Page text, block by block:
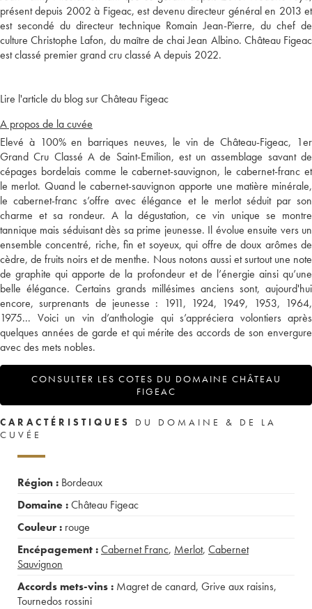
présent depuis 2002 à Figeac, est devenu directeur général en 2013 et
est secondé du directeur technique Romain Jean-Pierre, du chef de
culture Christophe Lafon, du maître de chai Jean Albino. Château Figeac
est classé premier grand cru classé A depuis 2022.
Lire l'article du blog sur Château Figeac
A propos de la cuvée
Elevé à 100% en barriques neuves, le vin de Château-Figeac, 1er
Grand Cru Classé A de Saint-Emilion, est un assemblage savant de
cépages bordelais comme le cabernet-sauvignon, le cabernet-franc et
le merlot. Quand le cabernet-sauvignon apporte une matière minérale,
le cabernet-franc s’offre avec élégance et le merlot séduit par son
charme et sa rondeur. A la dégustation, ce vin unique se montre
tannique mais séduisant dès sa prime jeunesse. Il évolue ensuite vers un
ensemble concentré, riche, fin et soyeux, qui offre de doux arômes de
cèdre, de fruits noirs et de menthe. Nous notons aussi et surtout une note
de graphite qui apporte de la profondeur et de l’énergie ainsi qu’une
belle élégance. Certains grands millésimes anciens sont, aujourd'hui
encore, surprenants de jeunesse : 1911, 1924, 1949, 1953, 1964,
1975... Voici un vin d’anthologie qui s’appréciera volontiers après
quelques années de garde et qui mérite des accords de son envergure
avec des mets nobles.
CONSULTER LES COTES DU DOMAINE CHÂTEAU
FIGEAC
CARACTÉRISTIQUES
DU DOMAINE & DE LA
CUVÉE
Région : Bordeaux
Domaine :Château Figeac
Couleur : rouge
Encépagement :Cabernet Franc, Merlot, Cabernet
Sauvignon
Accords mets-vins : Magret de canard, Grive aux raisins,
Tournedos rossini